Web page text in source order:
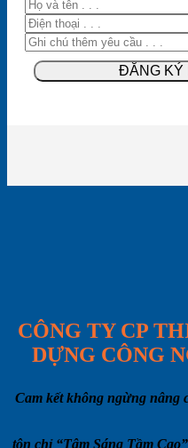
CÔNG TY CP
DỰNG CÔNG
Cam kết không ngừng nâng
tôn chỉ “Tâm Sáng Tầm